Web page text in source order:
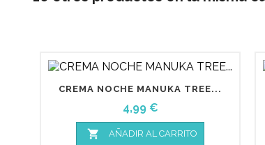
CREMA NOCHE MANUKA TREE...
Precio
4,99 €
 AÑADIR AL CARRITO